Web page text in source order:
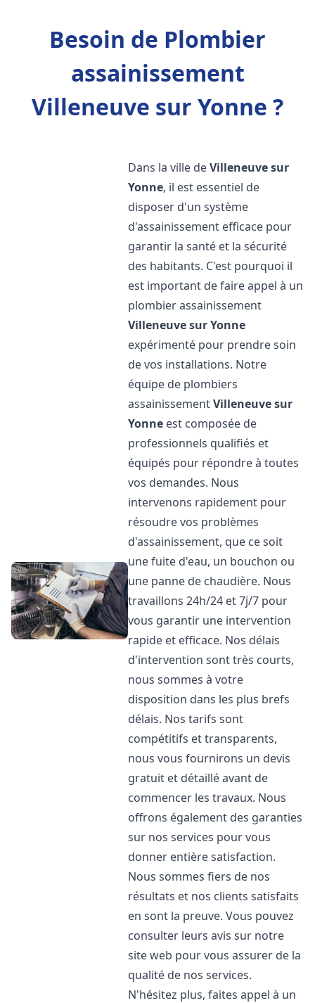
Besoin de Plombier
assainissement
Villeneuve sur Yonne ?
Dans la ville deVilleneuve sur
Yonne, il est essentiel de
disposer d'un système
d'assainissement efficace pour
garantir la santé et la sécurité
des habitants. C'est pourquoi il
est important de faire appel à un
plombier assainissement
Villeneuve sur Yonne
expérimenté pour prendre soin
de vos installations. Notre
équipe de plombiers
assainissementVilleneuve sur
Yonne est composée de
professionnels qualifiés et
équipés pour répondre à toutes
vos demandes. Nous
intervenons rapidement pour
résoudre vos problèmes
d'assainissement, que ce soit
une fuite d'eau, un bouchon ou
une panne de chaudière. Nous
travaillons 24h/24 et 7j/7 pour
vous garantir une intervention
rapide et efficace. Nos délais
d'intervention sont très courts,
nous sommes à votre
disposition dans les plus brefs
délais. Nos tarifs sont
compétitifs et transparents,
nous vous fournirons un devis
gratuit et détaillé avant de
commencer les travaux. Nous
offrons également des garanties
sur nos services pour vous
donner entière satisfaction.
Nous sommes fiers de nos
résultats et nos clients satisfaits
en sont la preuve. Vous pouvez
consulter leurs avis sur notre
site web pour vous assurer de la
qualité de nos services.
N'hésitez plus, faites appel à un